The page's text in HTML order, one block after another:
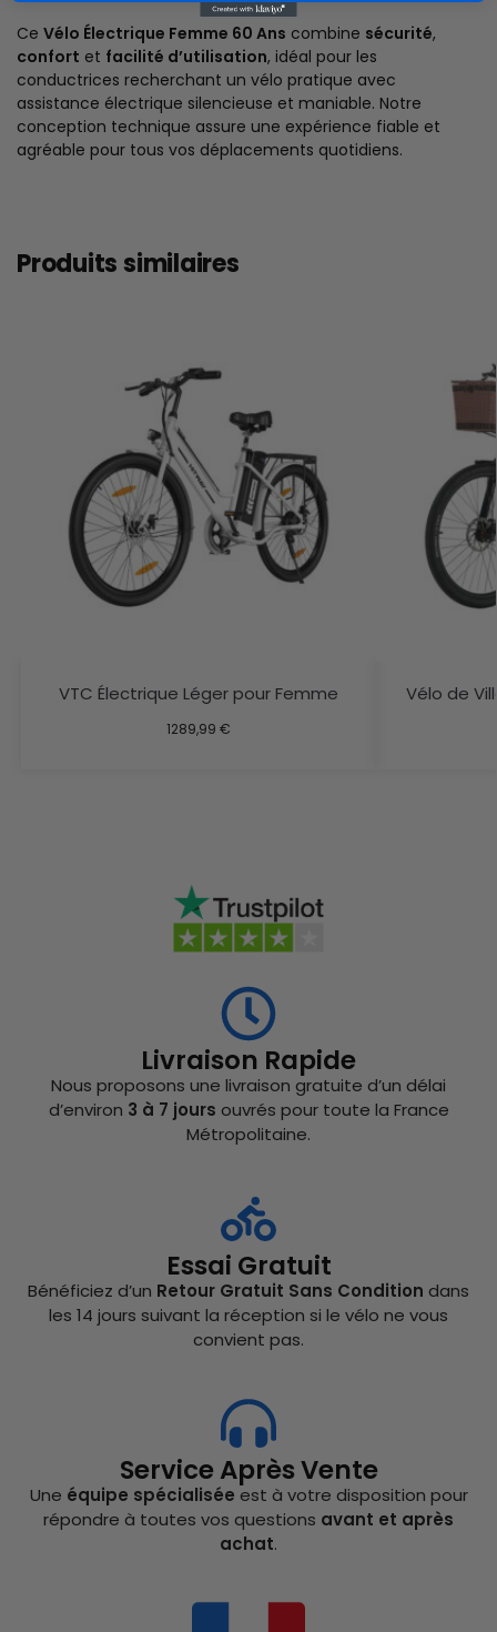
Ce Vélo Électrique Femme 60 Ans combine sécurité,
confort et facilité d’utilisation, idéal pour les
conductrices recherchant un vélo pratique avec
assistance électrique silencieuse et maniable. Notre
conception technique assure une expérience fiable et
agréable pour tous vos déplacements quotidiens.
Produits similaires
VTC Électrique Léger pour Femme
1289,99 €
Vélo de
Livraison Rapide
Nous proposons une livraison gratuite d’un délai
d’environ 3 à 7 jours ouvrés pour toute la France
Métropolitaine.
Essai Gratuit
Bénéficiez d’un Retour Gratuit Sans Condition dans
les 14 jours suivant la réception si le vélo ne vous
convient pas.
Service Après Vente
Une équipe spécialisée est à votre disposition pour
répondre à toutes vos questions avant et après
achat.